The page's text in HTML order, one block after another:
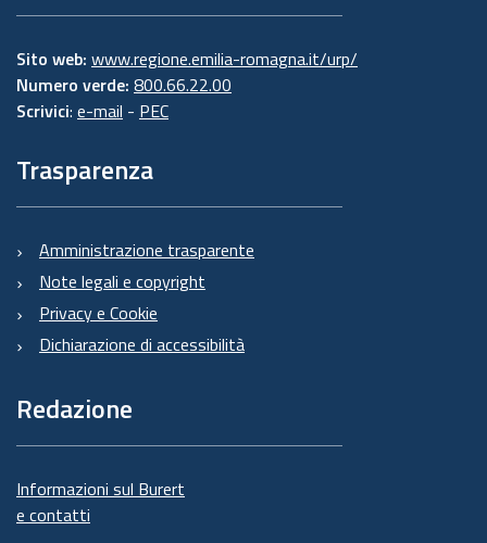
Sito web: www.regione.emilia-romagna.it/urp/
Numero verde: 800.66.22.00
Scrivici: e-mail - PEC
Trasparenza
Amministrazione trasparente
Note legali e copyright
Privacy e Cookie
Dichiarazione di accessibilità
Redazione
Informazioni sul Burert
e contatti